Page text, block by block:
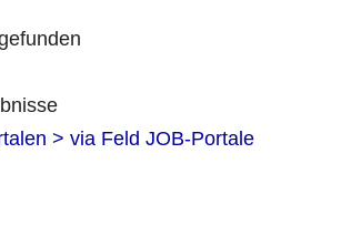
> via Feld JOB-Portale